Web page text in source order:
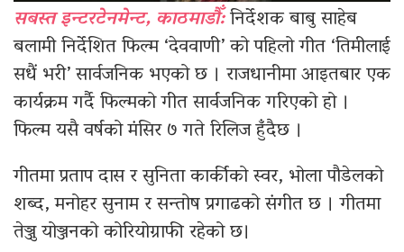
सबस्त इन्टरटेनमेन्ट, काठमाडौँ:निर्देशक बाबु साहेब
बलामी निर्देशित फिल्म ‘देववाणी’ को पहिलो गीत ‘तिमीलाई
सधैं भरी’ सार्वजनिक भएको छ । राजधानीमा आइतबार एक
कार्यक्रम गर्दै फिल्मको गीत सार्वजनिक गरिएको हो ।
फिल्म यसै वर्षको मंसिर ७ गते रिलिज हुँदैछ ।
गीतमा प्रताप दास र सुनिता कार्कीको स्वर, भोला पौडेलको
शब्द, मनोहर सुनाम र सन्तोष प्रगाढको संगीत छ । गीतमा
तेञ्जु योञ्जनको कोरियोग्राफी रहेको छ।